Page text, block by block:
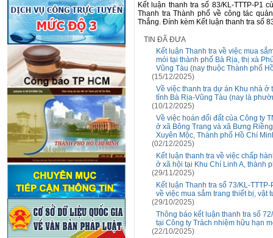
Kết luận thanh tra số 83/KL-TTTP-P1
Thanh tra Thành phố về công tác
Thắng. Đính kèm Kết luận thanh tra số
TIN ĐÃ ĐƯA
Kết luận Thanh tra về việc mua
mói tại thành phố Bà Rịa, thị xà
Vũng Tàu (nay thuộc Thành phố
(15/12/2025)
Về việc thanh tra dự án Khu nhà ở
tỉnh Bà Rịa-Vũng Tàu (nay là
(10/12/2025)
Về việc hoán đổi đất của Công ty
ở xã Bông Trang và xã Bưng
Xuyên Mộc, Thành phố Hồ Chí
(02/12/2025)
Kết luận thanh tra về việc chấp
ở xã hội tại Khu Chí Linh A, thành
(29/11/2025)
Kết luận Thanh tra số 73/KL-
về việc mua sắm trang thiết bị, vật
(29/10/2025)
Thông báo kết luận thanh tra số
tại Công ty Trách nhiệm hữu hạn
(22/10/2025)